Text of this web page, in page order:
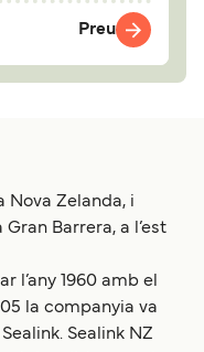
Preu
Nova Zelanda, i
Barrera, a l’est
l’any 1960 amb el
la companyia va
Sealink NZ